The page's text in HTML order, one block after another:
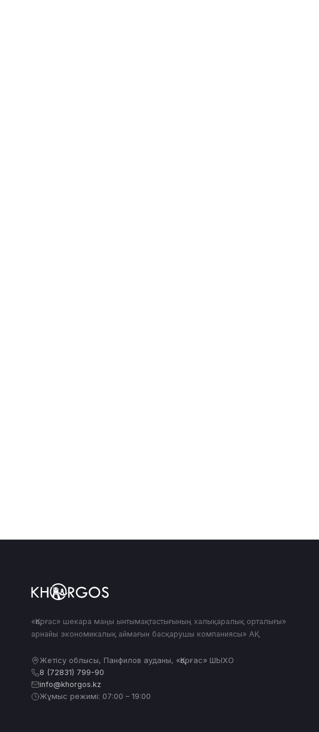
«Қорғас» шекара маңы ынтымақтастығының халықаралық орталығы»
арнайы экономикалық аймағын басқарушы компаниясы» АҚ.
Жетісу облысы, Панфилов ауданы, «Қорғас» ШЫХО
8 (72831) 799-90
info@khorgos.kz
Жұмыс режимі: 07:00 – 19:00